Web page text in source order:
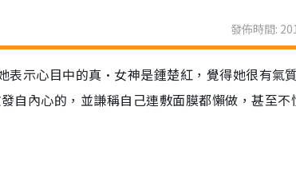
發佈時間:
示心目中的真•女神是鍾楚紅，覺得她很有氣
自內心的，並謙稱自己連敷面膜都懶做，甚至不